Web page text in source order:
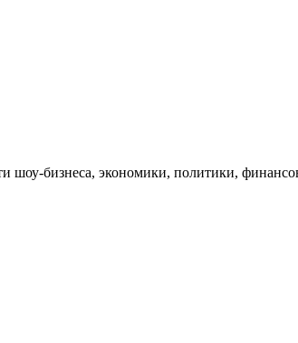
шоу-бизнеса, экономики, политики,